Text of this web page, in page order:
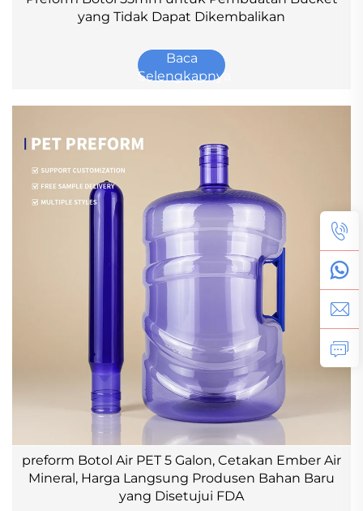
yang Tidak Dapat Dikembalikan
Baca
Selengkapnya
preform Botol Air PET 5 Galon, Cetakan Ember Air
Mineral, Harga Langsung Produsen Bahan Baru
yang Disetujui FDA